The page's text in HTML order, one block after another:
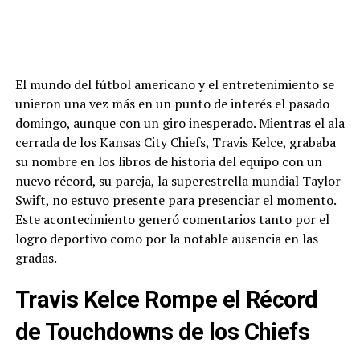
El mundo del fútbol americano y el entretenimiento se
unieron una vez más en un punto de interés el pasado
domingo, aunque con un giro inesperado. Mientras el ala
cerrada de los Kansas City Chiefs, Travis Kelce, grababa
su nombre en los libros de historia del equipo con un
nuevo récord, su pareja, la superestrella mundial Taylor
Swift, no estuvo presente para presenciar el momento.
Este acontecimiento generó comentarios tanto por el
logro deportivo como por la notable ausencia en las
gradas.
Travis Kelce Rompe el Récord
de Touchdowns de los Chiefs